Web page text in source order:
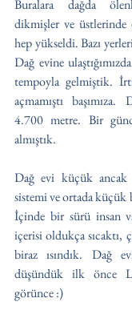
Buralara dağda
dikmişler ve üstlerinde
hep yükseldi. Bazı
Dağ evine
tempoyla gelmiştik.
açmamıştı
4.700 metre. Bir
almıştık.
Dağ evi küçük ancak
sistemi ve ortada
İçinde bir sürü insan
içerisi oldukça sıcaktı,
biraz ısındık. Dağ
düşündük ilk önce
görünce :)